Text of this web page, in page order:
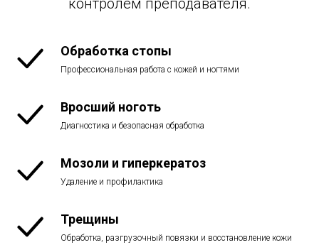
контролем преподавателя.
Обработка стопы
Профессиональная работа с кожей и ногтями
Вросший ноготь
Диагностика и безопасная обработка
Мозоли и гиперкератоз
Удаление и профилактика
Трещины
Обработка, разгрузочный повязки и восстановление кожи